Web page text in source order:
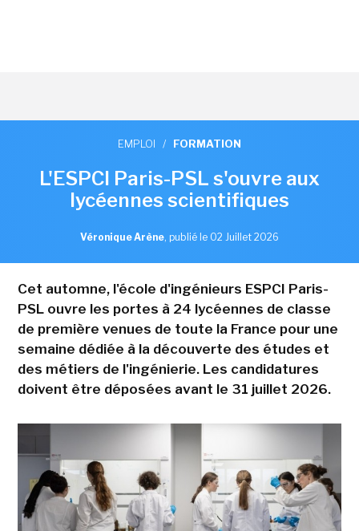
EMPLOI / FORMATION
L'ESPCI Paris-PSL s'ouvre aux
lycéennes scientifiques
Véronique Arène, publié le 02 Juillet 2026
Cet automne, l'école d'ingénieurs ESPCI Paris-
PSL ouvre les portes à 24 lycéennes de classe
de première venues de toute la France pour une
semaine dédiée à la découverte des études et
des métiers de l'ingénierie. Les candidatures
doivent être déposées avant le 31 juillet 2026.